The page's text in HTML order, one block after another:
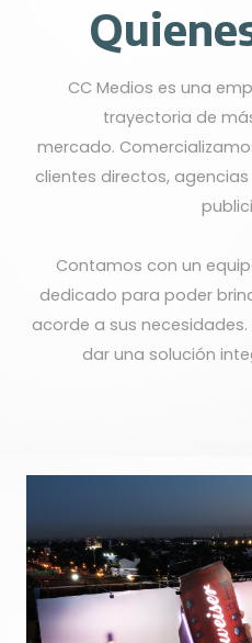
CC Medios es una
trayectoria de
mercado.
clientes directos,
Contamos con un
dedicado para poder
acorde a sus
dar una solución